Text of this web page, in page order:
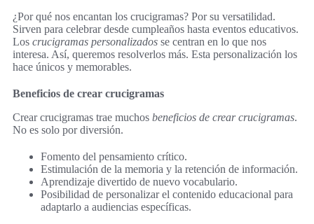
¿Por qué nos encantan los crucigramas? Por su versatilidad.
Sirven para celebrar desde cumpleaños hasta eventos educativos.
Los crucigramas personalizados se centran en lo que nos
interesa. Así, queremos resolverlos más. Esta personalización los
hace únicos y memorables.
Beneficios de crear crucigramas
Crear crucigramas trae muchos beneficios de crear crucigramas.
No es solo por diversión.
Fomento del pensamiento crítico.
Estimulación de la memoria y la retención de información.
Aprendizaje divertido de nuevo vocabulario.
Posibilidad de personalizar el contenido educacional para
adaptarlo a audiencias específicas.